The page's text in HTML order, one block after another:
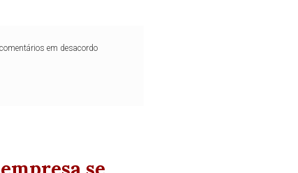
em desacordo